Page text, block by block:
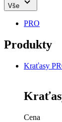
Vše
PRO
Produkty
Kraťasy
Cena